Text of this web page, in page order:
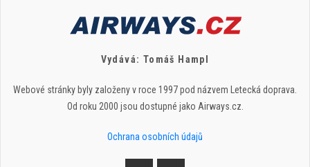
Vydává: Tomáš Hampl
Webové stránky byly založeny v roce 1997 pod názvem Letecká doprava.
Od roku 2000 jsou dostupné jako Airways.cz.
Ochrana osobních údajů